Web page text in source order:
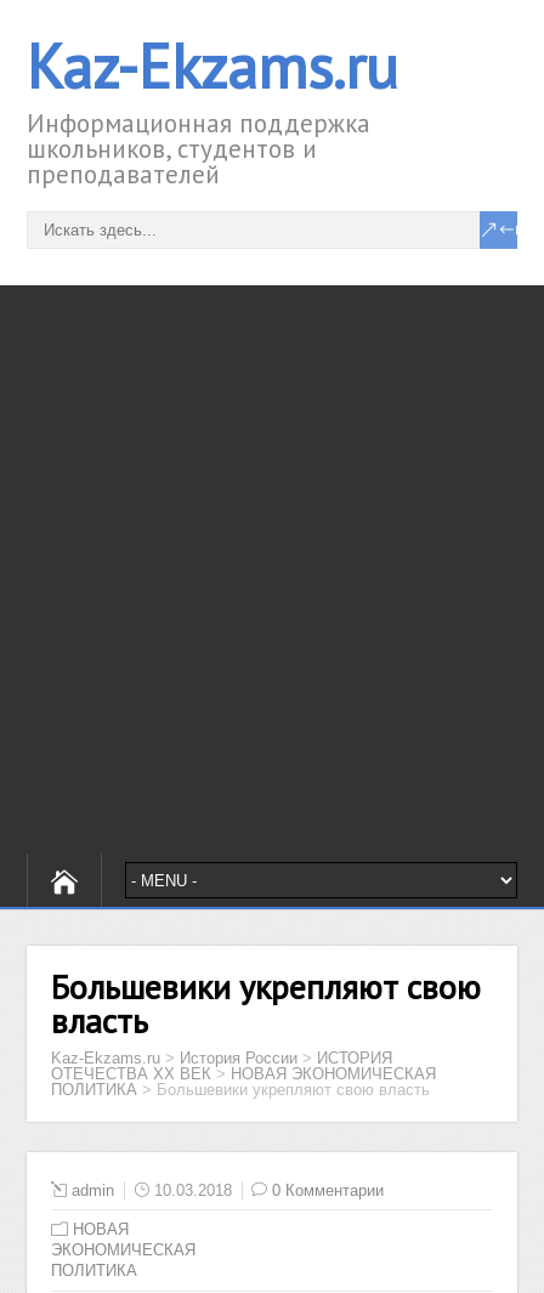
Kaz-Ekzams.ru
Информационная поддержка
школьников, студентов и
преподавателей
Большевики укрепляют свою
власть
Kaz-Ekzams.ru > История России > ИСТОРИЯ
ОТЕЧЕСТВА XX ВЕК > НОВАЯ ЭКОНОМИЧЕСКАЯ
ПОЛИТИКА > Большевики укрепляют свою власть
admin 10.03.2018 0 Комментарии
НОВАЯ
ЭКОНОМИЧЕСКАЯ
ПОЛИТИКА